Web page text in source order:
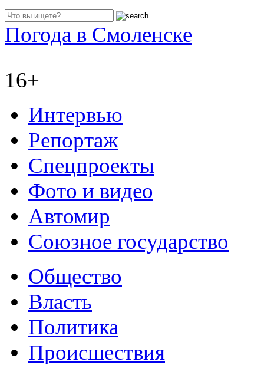
Погода в Смоленске
16+
Интервью
Репортаж
Спецпроекты
Фото и видео
Автомир
Союзное государство
Общество
Власть
Политика
Происшествия